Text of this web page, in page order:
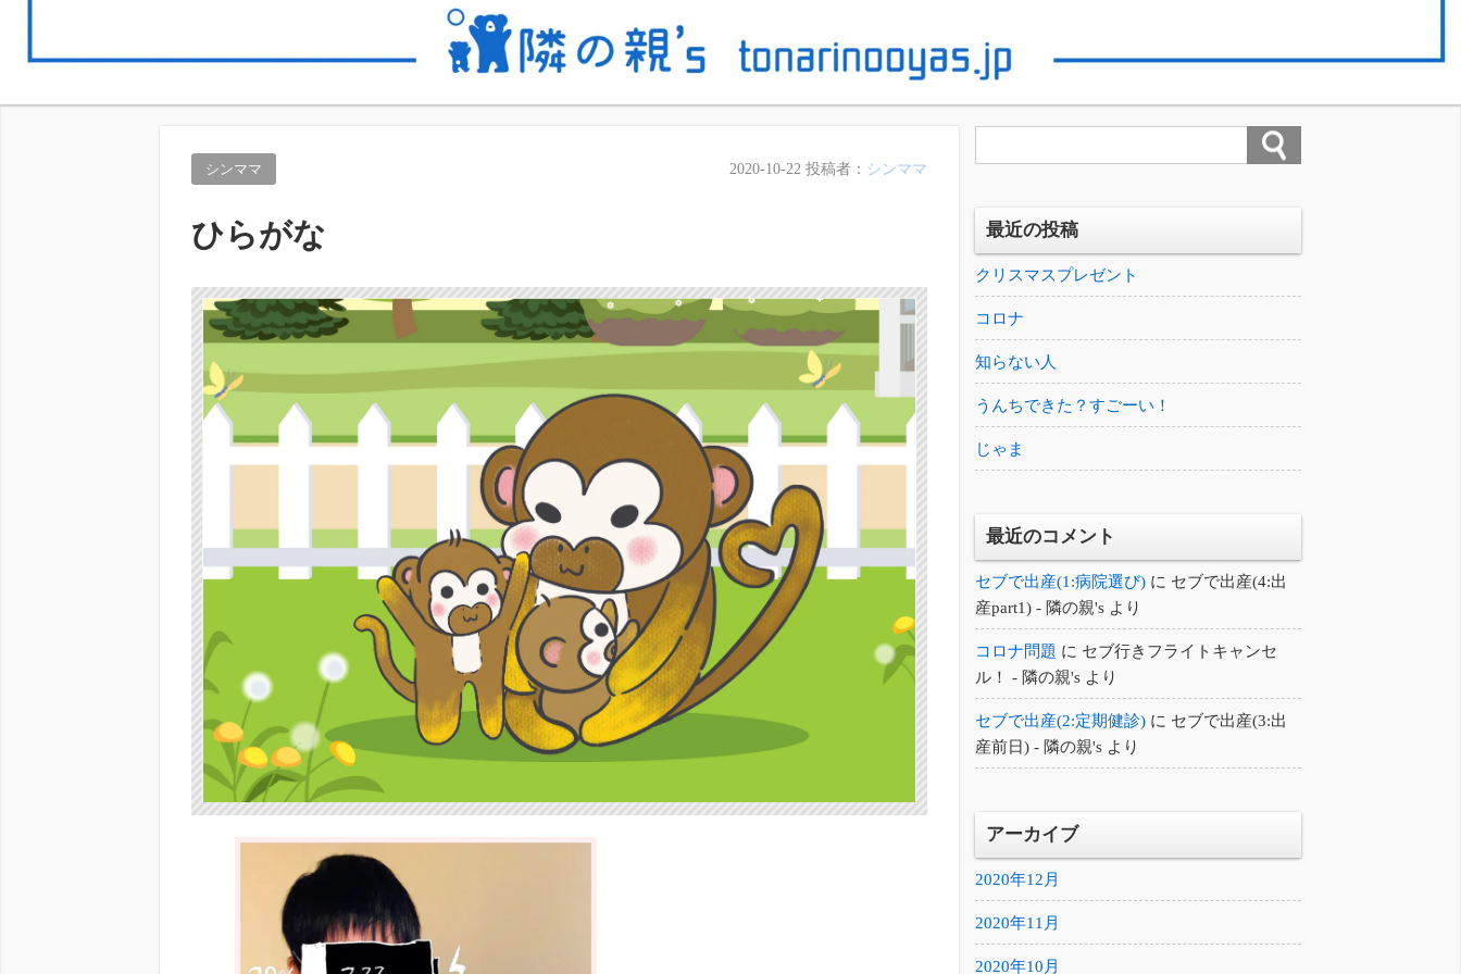
シンママ 2020-10-22 投稿者： シンママ
ひらがな 最近の投稿
クリスマスプレゼント
コロナ
知らない人
うんちできた？すごーい！
じゃま
最近のコメント
セブで出産(1:病院選び) に セブで出産(4:出
産part1) - 隣の親's より
コロナ問題 に セブ行きフライトキャンセ
ル！ - 隣の親's より
セブで出産(2:定期健診) に セブで出産(3:出
産前日) - 隣の親's より
アーカイブ
2020年12月
2020年11月
2020年10月